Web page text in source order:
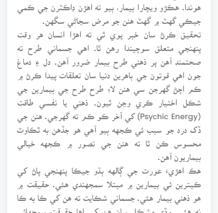
هوندا. هڪڙو ويچارا بيمار، ٻيو ته اهڙن ڊاڪٽرن جي ڪمي
جيڪي گهٽ ۾ گهٽ هنن جو مرض سڃاڻي سگهن.
تحقيق ڪرڻ سان خبر پوي ٿي ته اهڙا انسان هر وقت
پنهنجي متعلق سوچيندا رهن ٿا. اهي جسماني طرح ته
صحتمند آهن پر ذهني طرح بيمار ضرور آهن. دل ۽ دماغ
جون اهي قوتون جي ٻاهرين دنيا سان تعلقات پيدا ڪرڻ ۾
ڪم اچڻ گهرجن سي هنن لاءِ طرح طرح جي بيمارين جي
شڪل اختيار ڪري وڃن ٿيون. ذهني يا نفسي طاقت
(Psychic Energy) کي آخر ڪو ڪم ته گهرجي. هنن جي
ڏک درد جو سبب ئي ڪجهه ٻيو آهي هو جڏهن به ٿڪاوٽ
محسوس ڪن ٿا ته هنن جي تصور ۾ ڪجهه خيالي
بيماريون آهن.
هڪ اهڙيءَ عورت جي ڳالهه ٻڌو جيڪا پنهنجي پاڻ کي
ڪيترين ئي بيمارين ۾ مبتلا سمجهندي هئي. حقيقت ۾
هو ذهني بيمار هئي. جسماني شڪايت ته هن کي ڪا به ڪا
نه هئي. وڏي مشڪل سان هن کي اها حقيقت سمجهائي